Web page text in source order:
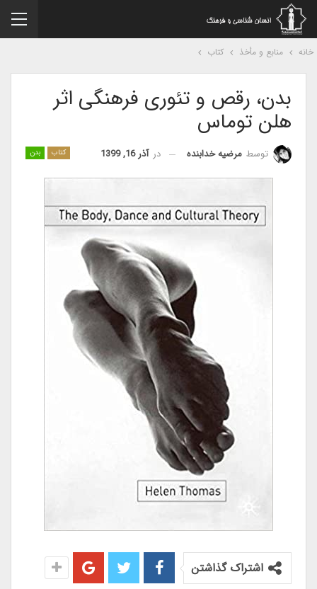
منابع و مأخذ کتاب
بدن، رقص و تئوری فرهنگی اثر
هلن توماس
کتاب بدن توسطمرضیه خدابنده درآذر 16, 1399
اشتراک گذاشتن